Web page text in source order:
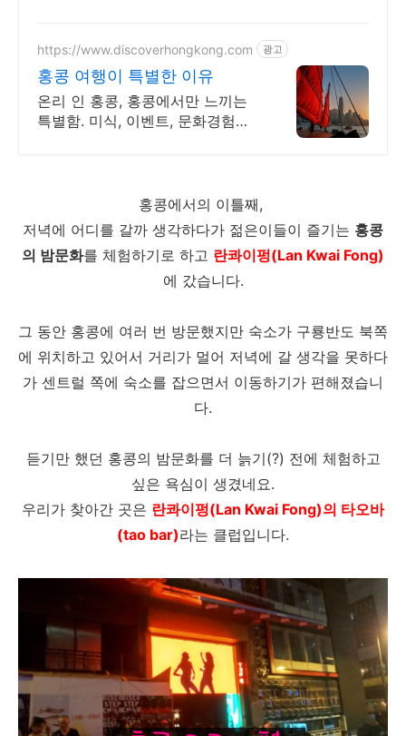
https://www.discoverhongkong.com 광고
홍콩 여행이 특별한 이유
온리 인 홍콩, 홍콩에서만 느끼는
특별함. 미식, 이벤트, 문화경험까
홍콩에서의 이틀째,
저녁에 어디를 갈까 생각하다가 젊은이들이 즐기는 홍콩
의 밤문화를 체험하기로 하고 란콰이펑(Lan Kwai Fong)
에 갔습니다.
그 동안 홍콩에 여러 번 방문했지만 숙소가 구룡반도 북쪽
에 위치하고 있어서 거리가 멀어 저녁에 갈 생각을 못하다
가 센트럴 쪽에 숙소를 잡으면서 이동하기가 편해졌습니
다.
듣기만 했던 홍콩의 밤문화를 더 늙기(?) 전에 체험하고
싶은 욕심이 생겼네요.
우리가 찾아간 곳은 란콰이펑(Lan Kwai Fong)의 타오바
(tao bar)라는 클럽입니다.